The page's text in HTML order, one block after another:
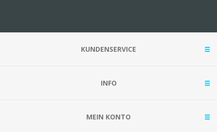
KUNDENSERVICE
INFO
MEIN KONTO